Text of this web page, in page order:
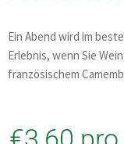
Ein Abend wird im
Erlebnis, wenn Sie
französischem